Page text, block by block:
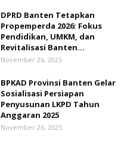
DPRD Banten Tetapkan
Propemperda 2026: Fokus
Pendidikan, UMKM, dan
Revitalisasi Banten...
November 26, 2025
BPKAD Provinsi Banten Gelar
Sosialisasi Persiapan
Penyusunan LKPD Tahun
Anggaran 2025
November 26, 2025